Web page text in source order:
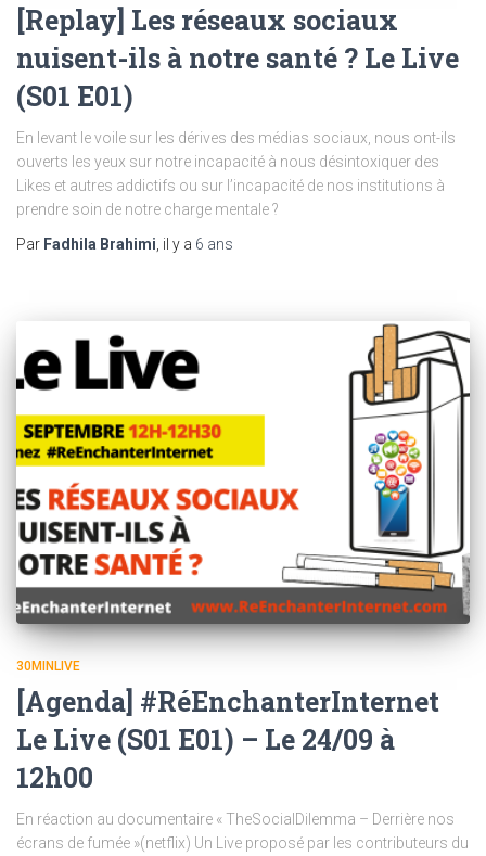
[Replay] Les réseaux sociaux
nuisent-ils à notre santé ? Le Live
(S01 E01)
En levant le voile sur les dérives des médias sociaux, nous ont-ils
ouverts les yeux sur notre incapacité à nous désintoxiquer des
Likes et autres addictifs ou sur l’incapacité de nos institutions à
prendre soin de notre charge mentale ?
Par Fadhila Brahimi , il y a 6 ans
30MINLIVE
[Agenda] #RéEnchanterInternet
Le Live (S01 E01) – Le 24/09 à
12h00
En réaction au documentaire « TheSocialDilemma – Derrière nos
écrans de fumée »(netflix) Un Live proposé par les contributeurs du